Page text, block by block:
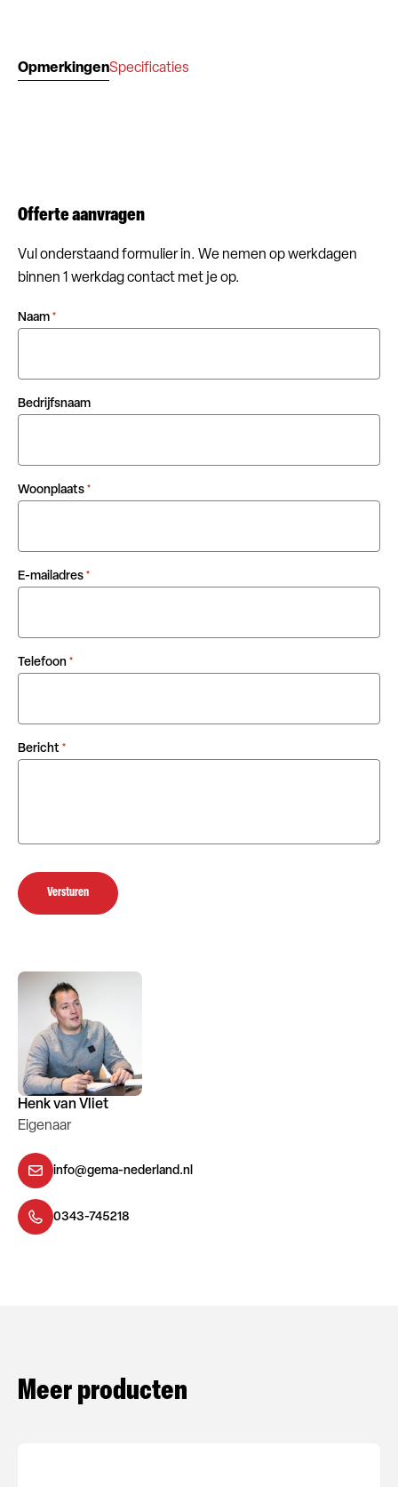
Henk van Vliet
Eigenaar
info@gema-nederland.nl
0343-745218
OpmerkingenSpecificaties
Offerte aanvragen
Vul onderstaand formulier in. We nemen op werkdagen
binnen 1 werkdag contact met je op.
Naam *
Bedrijfsnaam
Woonplaats *
E-mailadres *
Telefoon *
Bericht *
Versturen
Meer producten